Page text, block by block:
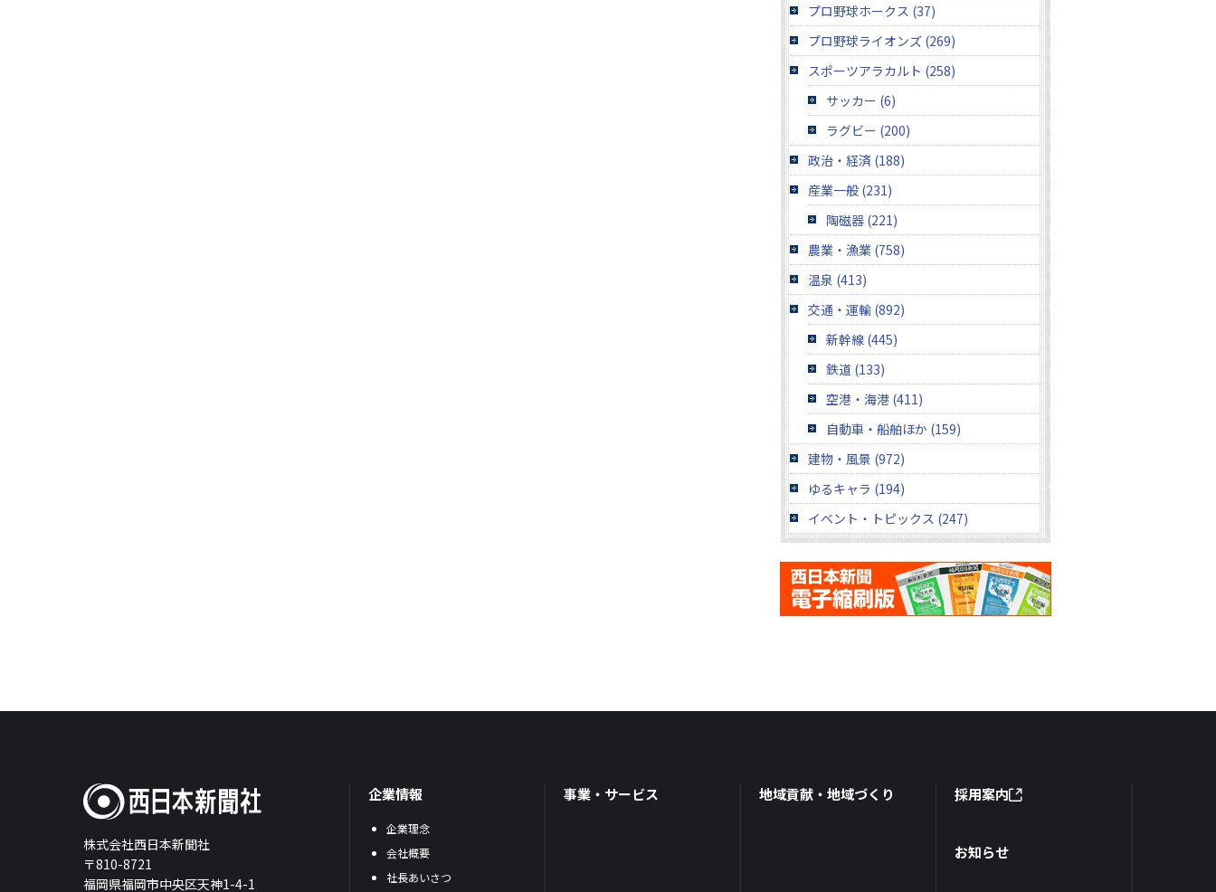
プロ野球ホークス (37)
プロ野球ライオンズ (269)
スポーツアラカルト (258)
サッカー (6)
ラグビー (200)
政治・経済 (188)
産業一般 (231)
陶磁器 (221)
農業・漁業 (758)
温泉 (413)
交通・運輸 (892)
新幹線 (445)
鉄道 (133)
空港・海港 (411)
自動車・船舶ほか (159)
建物・風景 (972)
ゆるキャラ (194)
イベント・トピックス (247)
株式会社西日本新聞社
〒810-8721
福岡県福岡市中央区天神1-4-1
企業情報
企業理念
会社概要
社長あいさつ
事業・サービス 地域貢献・地域づくり 採用案内
お知らせ